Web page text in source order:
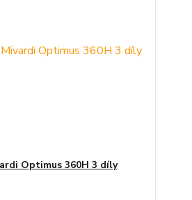
Optimus 360H 3 díly